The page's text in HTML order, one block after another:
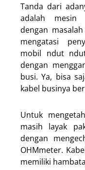
Tanda dari
adalah mesin
dengan
mengatasi
mobil ndut
dengan
busi. Ya, bisa
kabel businya
Untuk
masih layak
dengan
OHMmeter.
memiliki